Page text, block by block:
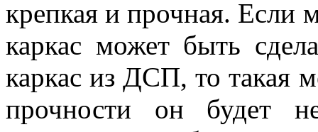
крепкая и прочная. Если
каркас может быть
каркас из ДСП, то такая
прочности он будет